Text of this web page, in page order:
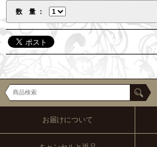
数 量
お届けについて